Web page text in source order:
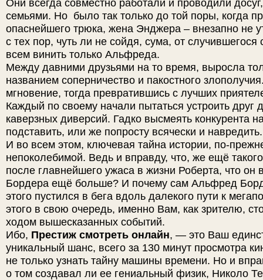
Они всегда совместно работали и проводили
семьями. Но было так только до той поры, когда
опаснейшего трюка, жена Энджера – внезапно не
с тех пор, чуть ли не сойдя, сума, от случившегося
всем винить только Альфреда.
Между давними друзьями на то время, выросла
названием соперничество и пакостного
мгновение, тогда превратившись с лучших
Каждый по своему начали пытаться устроить друг
каверзных диверсий. Гадко высмеять конкурента
подставить, или же попросту всячески и навредить.
И во всем этом, ключевая тайна истории, по-
непоколебимой. Ведь и вправду, что, же ещё
после главнейшего ужаса в жизни Роберта, что он
Бордера ещё больше? И почему сам Альфред
этого пустился в бега вдоль далекого пути к
этого в свою очередь, именно Вам, как зрителю,
ходом вышесказанных событий.
Ибо, Престиж смотреть онлайн, — это Ваш
уникальный шанс, всего за 130 минут просмотра
не только узнать тайну машины времени. Но и
о том создавал ли ее гениальный физик, Николо